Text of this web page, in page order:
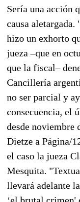
Sería una acción
causa
hizo un exhorto
jueza –que en
que la fiscal–
Cancillería
no ser parcial y
consecuencia, el
desde noviembre
Dietze a Página/
el caso la jueza
Mesquita.
llevará adelante